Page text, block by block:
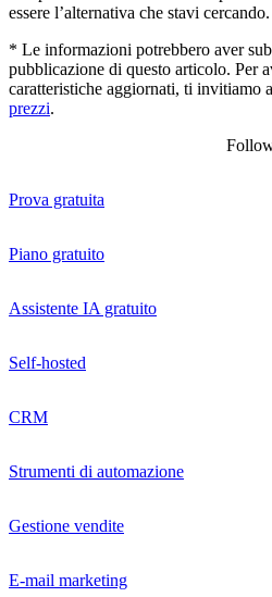
essere l’alternativa che stavi cercando.
* Le informazioni potrebbero aver
pubblicazione di questo articolo. Per
caratteristiche aggiornati, ti invitiamo
prezzi.
Prova gratuita
Piano gratuito
Assistente IA gratuito
Self-hosted
CRM
Strumenti di automazione
Gestione vendite
E-mail marketing